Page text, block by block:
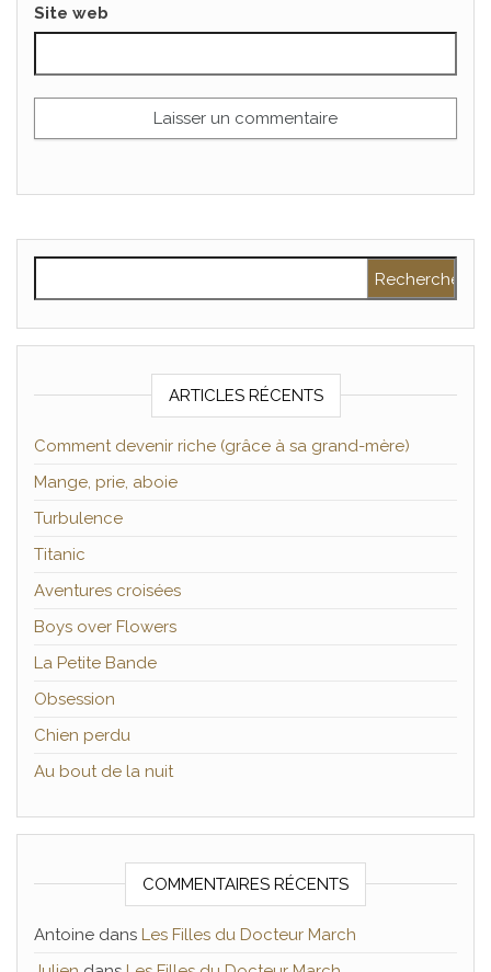
Site web
ARTICLES RÉCENTS
Comment devenir riche (grâce à sa grand-mère)
Mange, prie, aboie
Turbulence
Titanic
Aventures croisées
Boys over Flowers
La Petite Bande
Obsession
Chien perdu
Au bout de la nuit
COMMENTAIRES RÉCENTS
Antoine dans Les Filles du Docteur March